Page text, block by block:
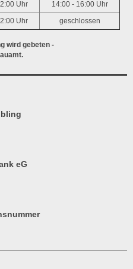
Uhr 14:00 - 16:00 Uhr
Uhr geschlossen
wird gebeten -
eG